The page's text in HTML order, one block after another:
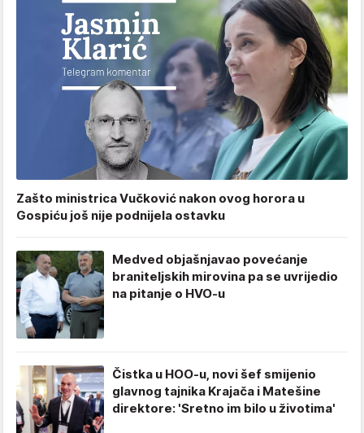
Zašto ministrica Vučković nakon ovog horora u
Gospiću još nije podnijela ostavku
Medved objašnjavao povećanje
braniteljskih mirovina pa se uvrijedio
na pitanje o HVO-u
Čistka u HOO-u, novi šef smijenio
glavnog tajnika Krajača i Matešine
direktore: 'Sretno im bilo u životima'